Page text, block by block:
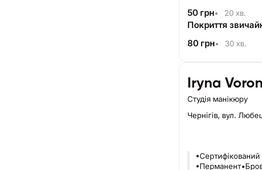
50 грн• 20 хв.
Покриття
80 грн• 30 хв.
Iryna
Студія манікюру
Чернігів, вул.